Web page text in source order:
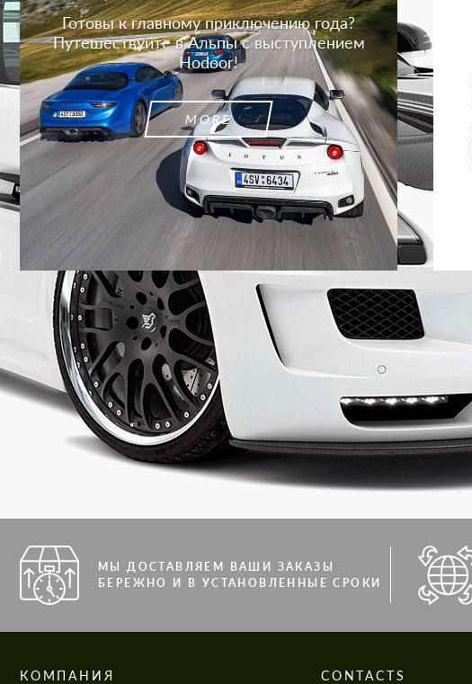
Готовы к главному приключению года?
Путешествуйте в Альпы с выступлением
Hodoor!
MORE
МЫ ДОСТАВЛЯЕМ ВАШИ ЗАКАЗЫ
БЕРЕЖНО И В УСТАНОВЛЕННЫЕ СРОКИ
КОМПАНИЯ CONTACTS